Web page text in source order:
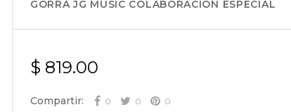
GORRA JG MUSIC COLABORACIÓN ESPECIAL
$ 819.00
Compartir: 0 0 0